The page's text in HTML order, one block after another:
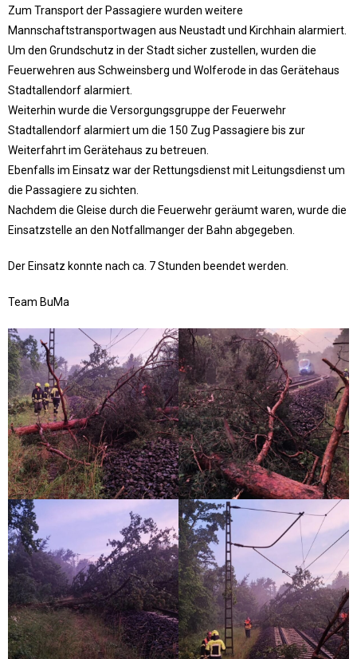
Zum Transport der Passagiere wurden weitere
Mannschaftstransportwagen aus Neustadt und Kirchhain alarmiert.
Um den Grundschutz in der Stadt sicher zustellen, wurden die
Feuerwehren aus Schweinsberg und Wolferode in das Gerätehaus
Stadtallendorf alarmiert.
Weiterhin wurde die Versorgungsgruppe der Feuerwehr
Stadtallendorf alarmiert um die 150 Zug Passagiere bis zur
Weiterfahrt im Gerätehaus zu betreuen.
Ebenfalls im Einsatz war der Rettungsdienst mit Leitungsdienst um
die Passagiere zu sichten.
Nachdem die Gleise durch die Feuerwehr geräumt waren, wurde die
Einsatzstelle an den Notfallmanger der Bahn abgegeben.
Der Einsatz konnte nach ca. 7 Stunden beendet werden.
Team BuMa